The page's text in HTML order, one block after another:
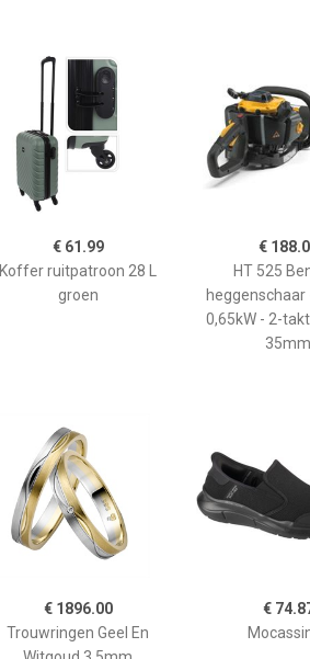
€ 61.99
Koffer ruitpatroon 28 L
groen
€
HT 525
heggenschaar
0,65kW - 2-
35mm
€ 1896.00
Trouwringen Geel En
€